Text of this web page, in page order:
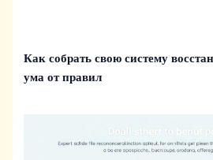
Как собрать свою систему
ума от правил